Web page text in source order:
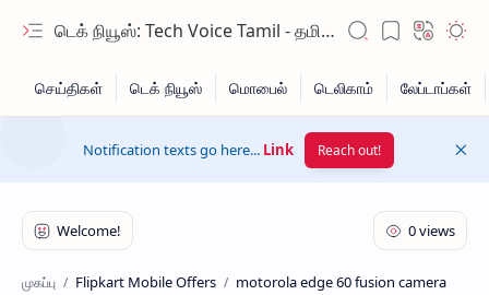
டெக் நியூஸ்: Tech Voice Tamil - தமிழ் டெக் & 2026 AI செய்திகள்.
Notification texts go here... Link Reach out!
முகப்பு Flipkart Mobile Offers motorola edge 60 fusion camera